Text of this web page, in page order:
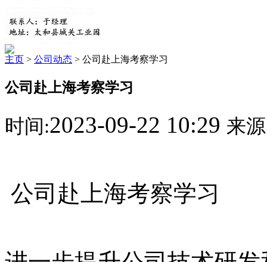
主页 > 公司动态 > 公司赴上海考察学习
公司赴上海考察学习
时间:2023-09-22 10:29 来
公司赴上海考察学习